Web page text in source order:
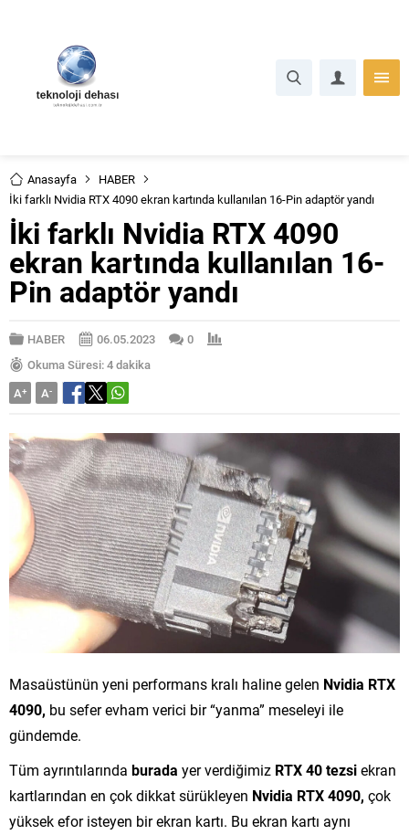
Anasayfa
HABER
İki farklı Nvidia RTX 4090 ekran kartında kullanılan 16-Pin adaptör yandı
İki farklı Nvidia RTX 4090
ekran kartında kullanılan 16-
Pin adaptör yandı
HABER 06.05.2023
0
Okuma Süresi: 4 dakika
A+ A-
Masaüstünün yeni performans kralı haline gelen Nvidia RTX
4090, bu sefer evham verici bir “yanma” meseleyi ile
gündemde.
Tüm ayrıntılarında burada yer verdiğimiz RTX 40 tezsiekran
kartlarından en çok dikkat sürükleyen Nvidia RTX 4090, çok
yüksek efor isteyen bir ekran kartı. Bu ekran kartı aynı